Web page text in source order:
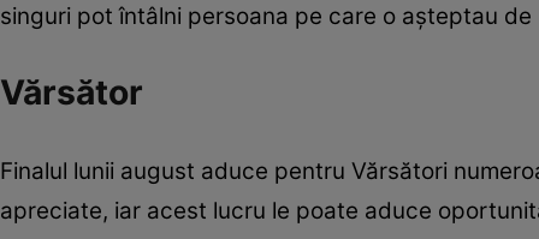
singuri pot întâlni persoana pe care o așteptau de
Vărsător
Finalul lunii august aduce pentru Vărsători
apreciate, iar acest lucru le poate aduce